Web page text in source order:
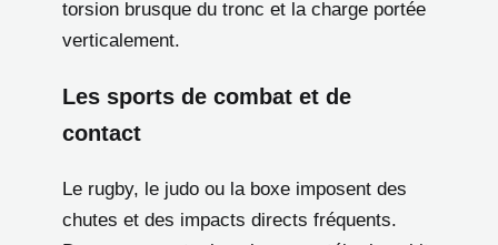
torsion brusque du tronc et la charge portée
verticalement.
Les sports de combat et de
contact
Le rugby, le judo ou la boxe imposent des
chutes et des impacts directs fréquents.